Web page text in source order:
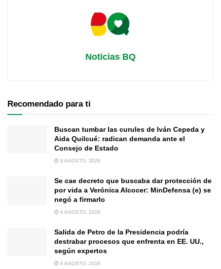
Noticias BQ
Recomendado para ti
Buscan tumbar las curules de Iván Cepeda y
Aida Quilcué: radican demanda ante el
Consejo de Estado
6 AGOSTO, 2026
Se cae decreto que buscaba dar protección de
por vida a Verónica Alcocer: MinDefensa (e) se
negó a firmarlo
6 AGOSTO, 2026
Salida de Petro de la Presidencia podría
destrabar procesos que enfrenta en EE. UU.,
según expertos
6 AGOSTO, 2026